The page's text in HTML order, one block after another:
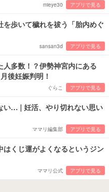
mieye30 アプリで見る
歩いて穢れを祓う「胎内めぐ
sansan3d アプリで見る
多数！？伊勢神宮内にある
後妊娠判明！
ぐらこ アプリで見る
い… | 妊活、やり切れない思い
ママリ編集部 アプリで見る
はくじ運がよくなるというジン
ママリ公式 アプリで見る